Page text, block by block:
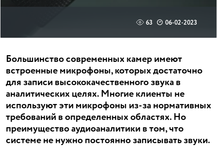
63 06-02-2023
Большинство современных камер имеют
встроенные микрофоны, которых достаточно
для записи высококачественного звука в
аналитических целях. Многие клиенты не
используют эти микрофоны из-за нормативных
требований в определенных областях. Но
преимущество аудиоаналитики в том, что
системе не нужно постоянно записывать звуки.